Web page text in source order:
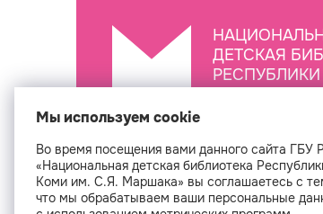
ДЕТСКАЯ
Мы используем cookie
Во время посещения вами данного сайта ГБУ
«Национальная детская библиотека
Коми им. С.Я. Маршака» вы соглашаетесь с
что мы обрабатываем ваши персональные